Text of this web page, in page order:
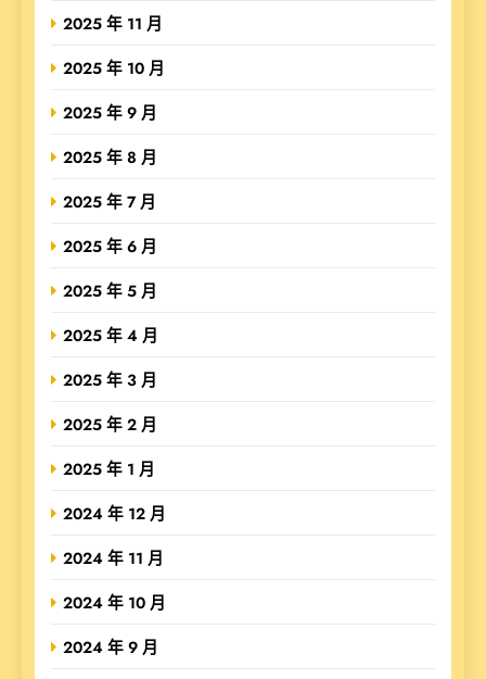
2025 年 11 月
2025 年 10 月
2025 年 9 月
2025 年 8 月
2025 年 7 月
2025 年 6 月
2025 年 5 月
2025 年 4 月
2025 年 3 月
2025 年 2 月
2025 年 1 月
2024 年 12 月
2024 年 11 月
2024 年 10 月
2024 年 9 月